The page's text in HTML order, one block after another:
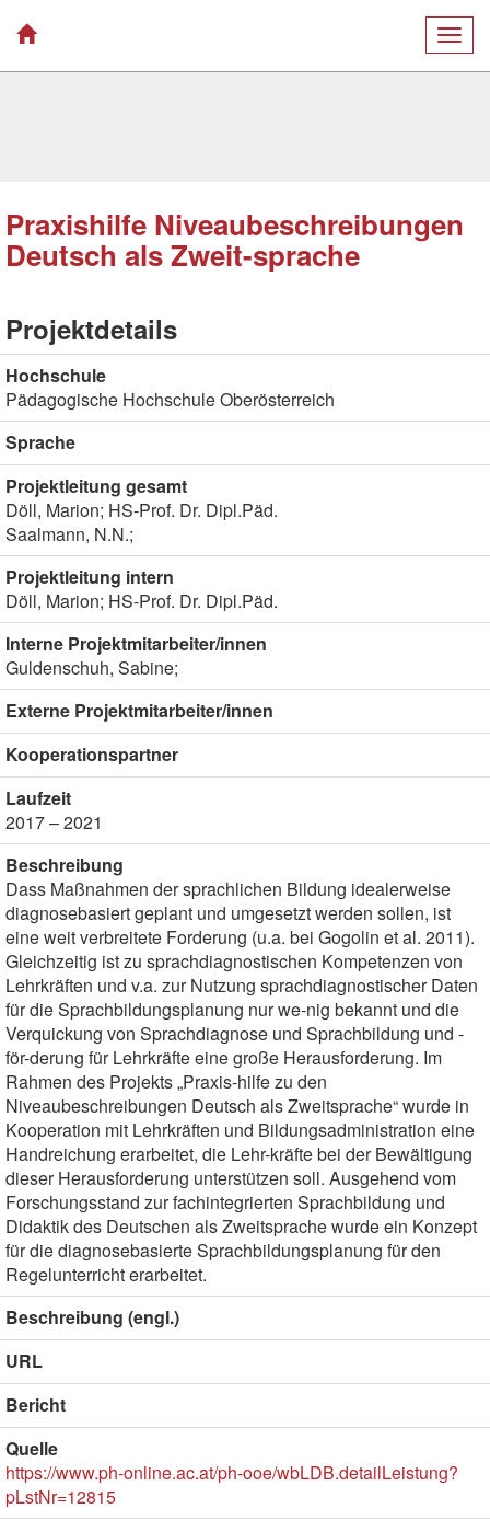
Praxishilfe Niveaubeschreibungen
Deutsch als Zweit-sprache
Projektdetails
Hochschule
Pädagogische Hochschule Oberösterreich
Sprache
Projektleitung gesamt
Döll, Marion; HS-Prof. Dr. Dipl.Päd.
Saalmann, N.N.;
Projektleitung intern
Döll, Marion; HS-Prof. Dr. Dipl.Päd.
Interne Projektmitarbeiter/innen
Guldenschuh, Sabine;
Externe Projektmitarbeiter/innen
Kooperationspartner
Laufzeit
2017 – 2021
Beschreibung
Dass Maßnahmen der sprachlichen Bildung idealerweise
diagnosebasiert geplant und umgesetzt werden sollen, ist
eine weit verbreitete Forderung (u.a. bei Gogolin et al. 2011).
Gleichzeitig ist zu sprachdiagnostischen Kompetenzen von
Lehrkräften und v.a. zur Nutzung sprachdiagnostischer Daten
für die Sprachbildungsplanung nur we-nig bekannt und die
Verquickung von Sprachdiagnose und Sprachbildung und -
för-derung für Lehrkräfte eine große Herausforderung. Im
Rahmen des Projekts „Praxis-hilfe zu den
Niveaubeschreibungen Deutsch als Zweitsprache“ wurde in
Kooperation mit Lehrkräften und Bildungsadministration eine
Handreichung erarbeitet, die Lehr-kräfte bei der Bewältigung
dieser Herausforderung unterstützen soll. Ausgehend vom
Forschungsstand zur fachintegrierten Sprachbildung und
Didaktik des Deutschen als Zweitsprache wurde ein Konzept
für die diagnosebasierte Sprachbildungsplanung für den
Regelunterricht erarbeitet.
Beschreibung (engl.)
URL
Bericht
Quelle
https://www.ph-online.ac.at/ph-ooe/wbLDB.detailLeistung?
pLstNr=12815